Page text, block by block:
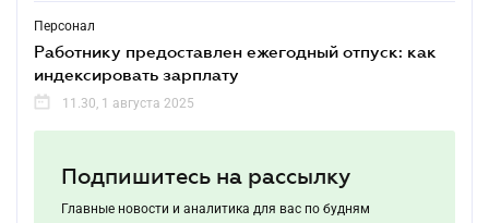
Персонал
Работнику предоставлен ежегодный отпуск: как
индексировать зарплату
11.30, 1 августа 2025
Подпишитесь на рассылку
Главные новости и аналитика для вас по будням